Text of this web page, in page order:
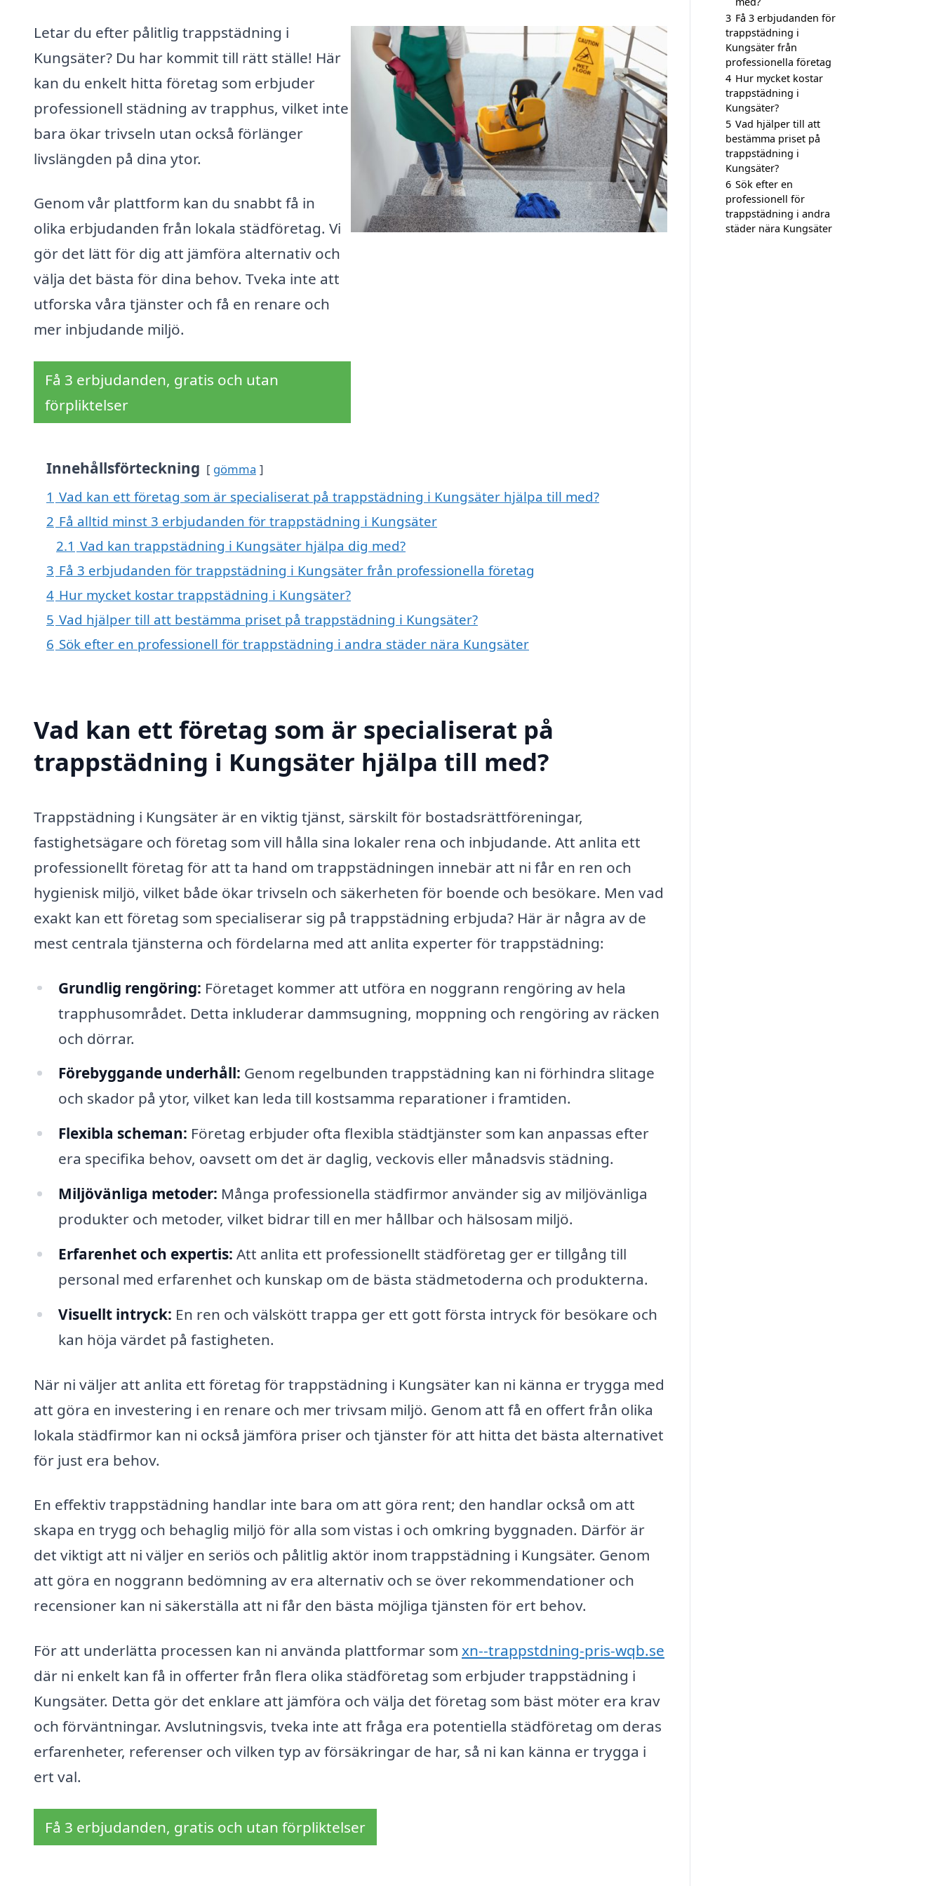
Letar du efter pålitlig trappstädning i
Kungsäter? Du har kommit till rätt ställe! Här
kan du enkelt hitta företag som erbjuder
professionell städning av trapphus, vilket inte
bara ökar trivseln utan också förlänger
livslängden på dina ytor.
Genom vår plattform kan du snabbt få in
olika erbjudanden från lokala städföretag. Vi
gör det lätt för dig att jämföra alternativ och
välja det bästa för dina behov. Tveka inte att
utforska våra tjänster och få en renare och
mer inbjudande miljö.
Få 3 erbjudanden, gratis och utan
förpliktelser
Innehållsförteckning gömma
1 Vad kan ett företag som är specialiserat på trappstädning i Kungsäter hjälpa till med?
2 Få alltid minst 3 erbjudanden för trappstädning i Kungsäter
2.1 Vad kan trappstädning i Kungsäter hjälpa dig med?
3 Få 3 erbjudanden för trappstädning i Kungsäter från professionella företag
4 Hur mycket kostar trappstädning i Kungsäter?
5 Vad hjälper till att bestämma priset på trappstädning i Kungsäter?
6 Sök efter en professionell för trappstädning i andra städer nära Kungsäter
Vad kan ett företag som är specialiserat på
trappstädning i Kungsäter hjälpa till med?
Trappstädning i Kungsäter är en viktig tjänst, särskilt för bostadsrättföreningar,
fastighetsägare och företag som vill hålla sina lokaler rena och inbjudande. Att anlita ett
professionellt företag för att ta hand om trappstädningen innebär att ni får en ren och
hygienisk miljö, vilket både ökar trivseln och säkerheten för boende och besökare. Men vad
exakt kan ett företag som specialiserar sig på trappstädning erbjuda? Här är några av de
mest centrala tjänsterna och fördelarna med att anlita experter för trappstädning:
Grundlig rengöring: Företaget kommer att utföra en noggrann rengöring av hela
trapphusområdet. Detta inkluderar dammsugning, moppning och rengöring av räcken
och dörrar.
Förebyggande underhåll: Genom regelbunden trappstädning kan ni förhindra slitage
och skador på ytor, vilket kan leda till kostsamma reparationer i framtiden.
Flexibla scheman: Företag erbjuder ofta flexibla städtjänster som kan anpassas efter
era specifika behov, oavsett om det är daglig, veckovis eller månadsvis städning.
Miljövänliga metoder: Många professionella städfirmor använder sig av miljövänliga
produkter och metoder, vilket bidrar till en mer hållbar och hälsosam miljö.
Erfarenhet och expertis: Att anlita ett professionellt städföretag ger er tillgång till
personal med erfarenhet och kunskap om de bästa städmetoderna och produkterna.
Visuellt intryck: En ren och välskött trappa ger ett gott första intryck för besökare och
kan höja värdet på fastigheten.
När ni väljer att anlita ett företag för trappstädning i Kungsäter kan ni känna er trygga med
att göra en investering i en renare och mer trivsam miljö. Genom att få en offert från olika
lokala städfirmor kan ni också jämföra priser och tjänster för att hitta det bästa alternativet
för just era behov.
En effektiv trappstädning handlar inte bara om att göra rent; den handlar också om att
skapa en trygg och behaglig miljö för alla som vistas i och omkring byggnaden. Därför är
det viktigt att ni väljer en seriös och pålitlig aktör inom trappstädning i Kungsäter. Genom
att göra en noggrann bedömning av era alternativ och se över rekommendationer och
recensioner kan ni säkerställa att ni får den bästa möjliga tjänsten för ert behov.
För att underlätta processen kan ni använda plattformar som xn--trappstdning-pris-wqb.se
där ni enkelt kan få in offerter från flera olika städföretag som erbjuder trappstädning i
Kungsäter. Detta gör det enklare att jämföra och välja det företag som bäst möter era krav
och förväntningar. Avslutningsvis, tveka inte att fråga era potentiella städföretag om deras
erfarenheter, referenser och vilken typ av försäkringar de har, så ni kan känna er trygga i
ert val.
Få 3 erbjudanden, gratis och utan förpliktelser
3 Få 3 erbjudanden för
trappstädning i
Kungsäter från
professionella företag
4 Hur mycket kostar
trappstädning i
Kungsäter?
5 Vad hjälper till att
bestämma priset på
trappstädning i
Kungsäter?
6 Sök efter en
professionell för
trappstädning i andra
städer nära Kungsäter